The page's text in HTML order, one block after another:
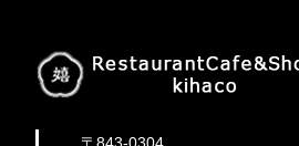
〒843-0304